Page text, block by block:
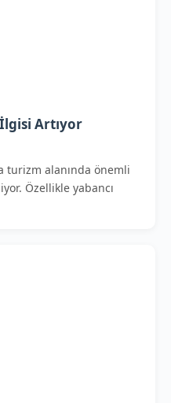
Artıyor
turizm alanında önemli
Özellikle yabancı